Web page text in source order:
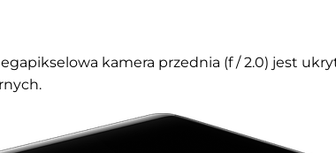
kamera przednia (f / 2.0) jest